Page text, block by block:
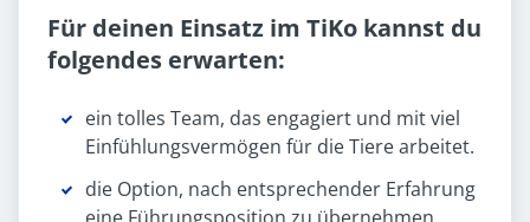
Für deinen Einsatz im TiKo kannst du
folgendes erwarten:
ein tolles Team, das engagiert und mit viel
Einfühlungsvermögen für die Tiere arbeitet.
die Option, nach entsprechender Erfahrung